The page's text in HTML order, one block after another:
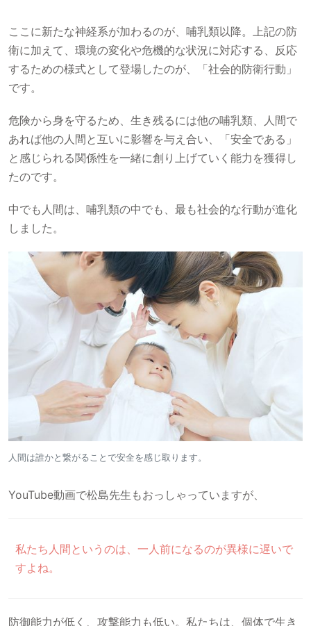
ここに新たな神経系が加わるのが、哺乳類以降。上記の防
衛に加えて、環境の変化や危機的な状況に対応する、反応
するための様式として登場したのが、「社会的防衛行動」
です。
危険から身を守るため、生き残るには他の哺乳類、人間で
あれば他の人間と互いに影響を与え合い、「安全である」
と感じられる関係性を一緒に創り上げていく能力を獲得し
たのです。
中でも人間は、哺乳類の中でも、最も社会的な行動が進化
しました。
人間は誰かと繋がることで安全を感じ取ります。
YouTube動画で松島先生もおっしゃっていますが、
私たち人間というのは、一人前になるのが異様に遅いで
すよね。
防御能力が低く、攻撃能力も低い。私たちは、個体で生き